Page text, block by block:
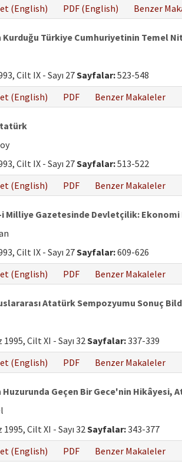
(English) PDF (English) Benzer
Türkiye Cumhuriyetinin Temel
Cilt IX - Sayı 27Sayfalar:523-548
(English) PDF Benzer Makaleler
Cilt IX - Sayı 27Sayfalar:513-522
(English) PDF Benzer Makaleler
Milliye Gazetesinde Devletçilik: Ekonomi
Cilt IX - Sayı 27Sayfalar:609-626
(English) PDF Benzer Makaleler
Atatürk Sempozyumu Sonuç
Cilt XI - Sayı 32Sayfalar:337-339
(English) PDF Benzer Makaleler
Geçen Bir Gece'nin Hikâyesi,
Cilt XI - Sayı 32Sayfalar:343-377
(English) PDF Benzer Makaleler